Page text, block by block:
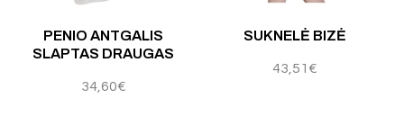
PENIO ANTGALIS
SLAPTAS DRAUGAS
34,60€
SUKNELĖ BIZĖ
43,51 €